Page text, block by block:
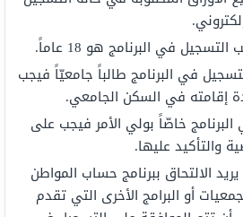
في البرنامج هو 18 عاماً.
في البرنامج طالباً جامعيّاً فيجب
إقامته في السكن الجامعي.
خاصّاً بولي الأمر فيجب على
والتأكيد عليها.
الالتحاق ببرنامج حساب المواطن
أو البرامج الأخرى التي تقدم